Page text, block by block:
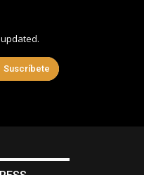
Suscríbete